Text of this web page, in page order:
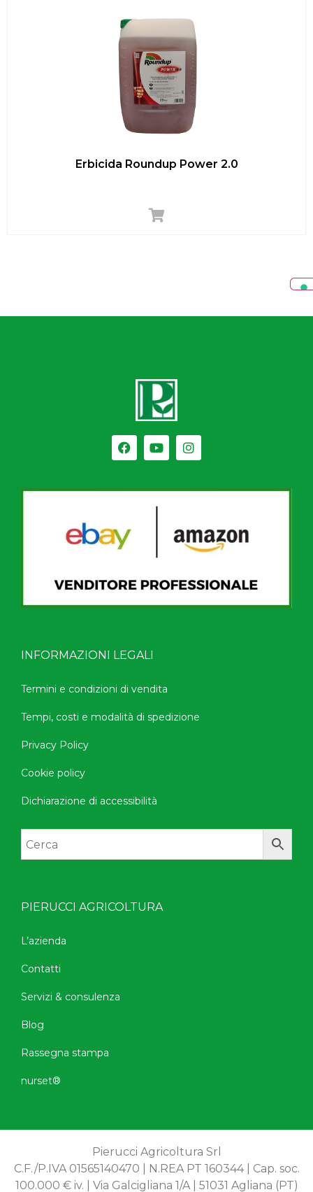
Erbicida Roundup Power 2.0
INFORMAZIONI LEGALI
Termini e condizioni di vendita
Tempi, costi e modalità di spedizione
Privacy Policy
Cookie policy
Dichiarazione di accessibilità
PIERUCCI AGRICOLTURA
L’azienda
Contatti
Servizi & consulenza
Blog
Rassegna stampa
nurset®
Pierucci Agricoltura Srl
C.F./P.IVA 01565140470 | N.REA PT 160344 | Cap. soc.
100.000 € iv. | Via Galcigliana 1/A | 51031 Agliana (PT)